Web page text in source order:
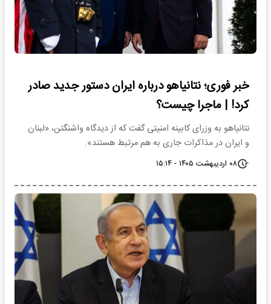
خبر فوری؛ نتانیاهو درباره ایران دستور جدید صادر
کرد! | ماجرا چیست؟
نتانیاهو به وزرای کابینه امنیتی گفت که از دیدگاه واشنگتن، «لبنان
و ایران در مذاکرات جاری به هم مرتبط هستند».
۰۸ اردیبهشت ۱۴۰۵ - ۱۵:۱۴